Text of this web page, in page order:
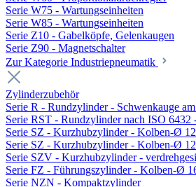
Serie W75 - Wartungseinheiten
Serie W85 - Wartungseinheiten
Serie Z10 - Gabelköpfe, Gelenkaugen
Serie Z90 - Magnetschalter
Zur Kategorie Industriepneumatik
Zylinderzubehör
Serie R - Rundzylinder - Schwenkauge
Serie RST - Rundzylinder nach ISO
Serie SZ - Kurzhubzylinder - Kolben-Ø
Serie SZ - Kurzhubzylinder - Kolben-Ø
Serie SZV - Kurzhubzylinder -
Serie FZ - Führungszylinder - Kolben-Ø
Serie NZN - Kompaktzylinder